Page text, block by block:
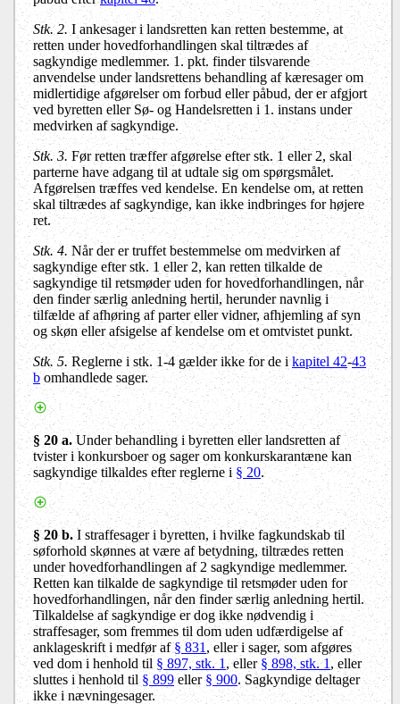
Stk. 2. I ankesager i landsretten kan retten bestemme, at
retten under hovedforhandlingen skal tiltrædes af
sagkyndige medlemmer. 1. pkt. finder tilsvarende
anvendelse under landsrettens behandling af kæresager om
midlertidige afgørelser om forbud eller påbud, der er afgjort
ved byretten eller Sø- og Handelsretten i 1. instans under
medvirken af sagkyndige.
Stk. 3. Før retten træffer afgørelse efter stk. 1 eller 2, skal
parterne have adgang til at udtale sig om spørgsmålet.
Afgørelsen træffes ved kendelse. En kendelse om, at retten
skal tiltrædes af sagkyndige, kan ikke indbringes for højere
ret.
Stk. 4. Når der er truffet bestemmelse om medvirken af
sagkyndige efter stk. 1 eller 2, kan retten tilkalde de
sagkyndige til retsmøder uden for hovedforhandlingen, når
den finder særlig anledning hertil, herunder navnlig i
tilfælde af afhøring af parter eller vidner, afhjemling af syn
og skøn eller afsigelse af kendelse om et omtvistet punkt.
Stk. 5. Reglerne i stk. 1-4 gælder ikke for de ikapitel 42-43
bomhandlede sager.
§ 20 a.Under behandling i byretten eller landsretten af
tvister i konkursboer og sager om konkurskarantæne kan
sagkyndige tilkaldes efter reglerne i § 20.
§ 20 b.I straffesager i byretten, i hvilke fagkundskab til
søforhold skønnes at være af betydning, tiltrædes retten
under hovedforhandlingen af 2 sagkyndige medlemmer.
Retten kan tilkalde de sagkyndige til retsmøder uden for
hovedforhandlingen, når den finder særlig anledning hertil.
Tilkaldelse af sagkyndige er dog ikke nødvendig i
straffesager, som fremmes til dom uden udfærdigelse af
anklageskrift i medfør af§ 831 , eller i sager, som afgøres
ved dom i henhold til § 897, stk. 1, eller§ 898, stk. 1 , eller
sluttes i henhold til§ 899eller§ 900. Sagkyndige deltager
ikke i nævningesager.